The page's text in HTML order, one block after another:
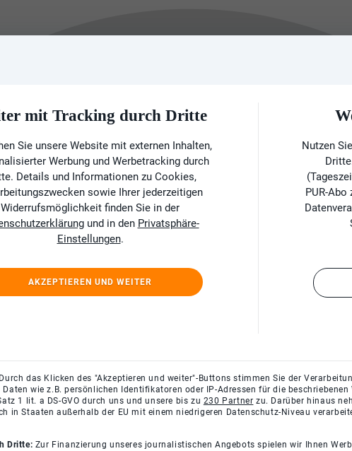
mit Tracking durch Dritte
Sie unsere Website mit externen Inhalten,
Werbung und Werbetracking durch
Details und Informationen zu Cookies,
sowie Ihrer jederzeitigen
Widerrufsmöglichkeit finden Sie in der
und in den Privatsphäre-
Einstellungen.
AKZEPTIEREN UND WEITER
Nutzen
PUR-
Durch das Klicken des "Akzeptieren und weiter"-Buttons stimmen Sie der
Daten wie z.B. persönlichen Identifikatoren oder IP-Adressen für die
1 lit. a DS-GVO durch uns und unsere bis zu 230 Partner zu. Darüber hinaus
in Staaten außerhalb der EU mit einem niedrigeren Datenschutz-Niveau
Dritte: Zur Finanzierung unseres journalistischen Angebots spielen wir Ihnen